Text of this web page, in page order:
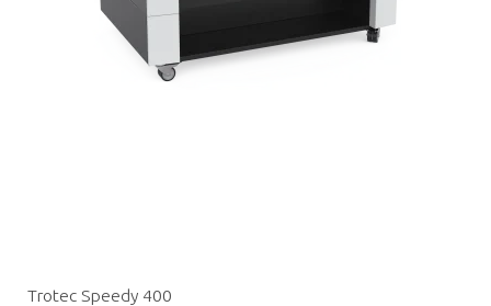
Trotec Speedy 400